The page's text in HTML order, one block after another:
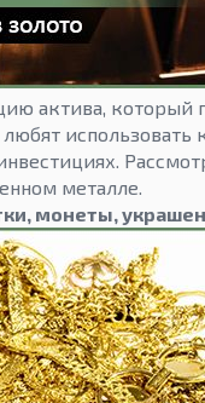
актива, который
использовать
металле.
монеты,